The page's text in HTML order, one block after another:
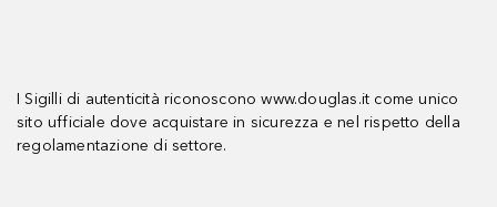
I Sigilli di autenticità riconoscono www.douglas.it come unico
sito ufficiale dove acquistare in sicurezza e nel rispetto della
regolamentazione di settore.